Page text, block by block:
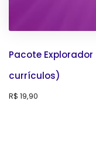
Pacote
currículos)
R$ 19,90